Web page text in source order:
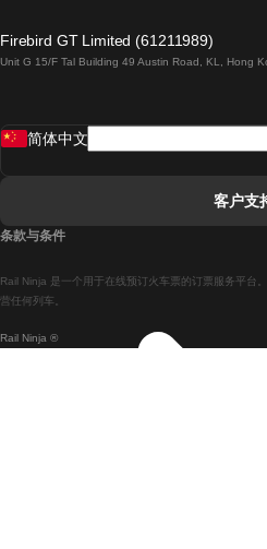
羅馬開往拿坡
馬德里開往巴塞
Firebird GT Limited (61211989)
Unit G 15/F Tal Building 49 Austin Road, KL, Hong
Rail Ninja ®
Rail Ninja 是一个用于在线预订火车票的订票服务平台
营任何列车。
简体中文
客户支
条款与条件